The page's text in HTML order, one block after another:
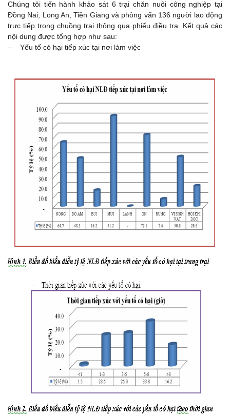
Chúng tôi tiến hành khảo sát 6 trại chăn nuôi công nghiệp tại
Đồng Nai, Long An, Tiền Giang và phỏng vấn 136 người lao động
trực tiếp trong chuồng trại thông qua phiếu điều tra. Kết quả các
nội dung được tổng hợp như sau:
– Yếu tố có hại tiếp xúc tại nơi làm việc